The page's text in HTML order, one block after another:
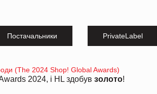
Постачальники PrivateLabel
(The 2024 Shop! Global Awards)
2024, і HL здобув золото!